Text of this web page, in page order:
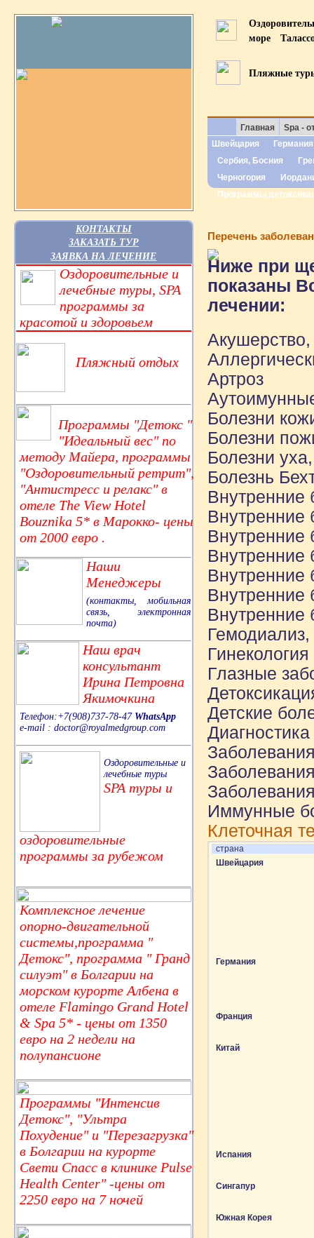
КОНТАКТЫ
ЗАКАЗАТЬ ТУР
ЗАЯВКА НА ЛЕЧЕНИЕ
Оздоровительные и
лечебные туры, SPA
программы за
красотой и здоровьем
Пляжный отдых
Программы "Детокс "
"Идеальный вес" по
методу Майера, программы
"Оздоровительный ретрит",
"Антистресс и релакс" в
отеле The View Hotel
Bouznika 5* в Марокко- цены
от 2000 евро .
Наши
Менеджеры
(контакты, мобильная
связь, электронная
почта)
Наш врач
консультант
Ирина Петровна
Якимочкина
Телефон:+7(908)737-78-47 WhatsApp
e-mail : doctor@royalmedgroup.com
Оздоровительные и
лечебные туры
SPA туры и
оздоровительные
программы за рубежом
Комплексное лечение
опорно-двигательной
системы,программа "
Детокс", программа " Гранд
силуэт" в Болгарии на
морском курорте Албена в
отеле Flamingo Grand Hotel
& Spa 5* - цены от 1350
евро на 2 недели на
полупансионе
Программы "Интенсив
Детокс", "Ультра
Похудение" и "Перезагрузка"
в Болгарии на курорте
Свети Спасс в клинике Pulse
Health Center" -цены от
2250 евро на 7 ночей
море
Пляжные
Главная
Spa -
Швейцария
Германия
Сербия, Босния
Черногория
Программы
Перечень
Ниже при
показаны
лечении:
Артроз
Болезни
Болезни
Болезни
Болезнь
Внутренние
Внутренние
Внутренние
Внутренние
Внутренние
Внутренние
Внутренние
Гинекология
Глазные
Детские
Диагностика
Иммунные
Клеточная
страна
Швейцария
Германия
Франция
Китай
Испания
Сингапур
Южная Корея